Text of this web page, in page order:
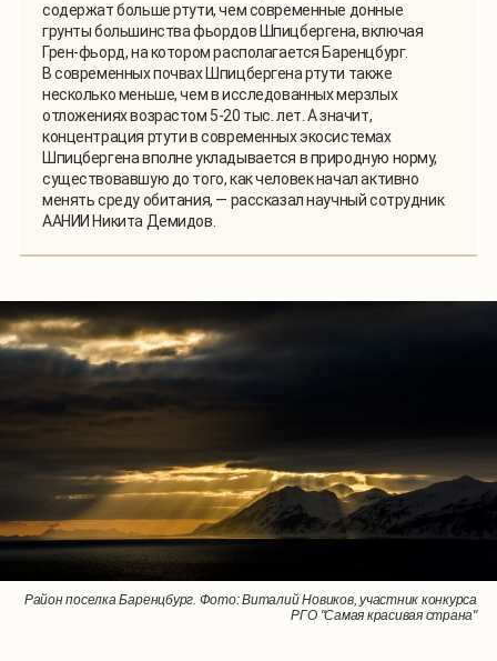
содержат больше ртути, чем современные донные
грунты большинства фьордов Шпицбергена, включая
Грен-фьорд, на котором располагается Баренцбург.
В современных почвах Шпицбергена ртути также
несколько меньше, чем в исследованных мерзлых
отложениях возрастом 5-20 тыс. лет. А значит,
концентрация ртути в современных экосистемах
Шпицбергена вполне укладывается в природную норму,
существовавшую до того, как человек начал активно
менять среду обитания, — рассказал научный сотрудник
ААНИИ Никита Демидов.
Район поселка Баренцбург. Фото: Виталий Новиков, участник конкурса
РГО "Самая красивая страна"